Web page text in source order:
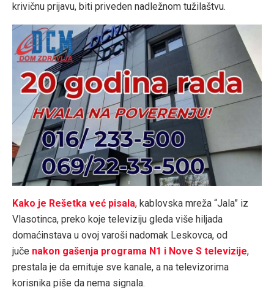
krivičnu prijavu, biti priveden nadležnom tužilaštvu.
Kako je Rešetka već pisala, kablovska mreža “Jala” iz
Vlasotinca, preko koje televiziju gleda više hiljada
domaćinstava u ovoj varoši nadomak Leskovca, od
juče nakon gašenja programa N1 i Nove S televizije,
prestala je da emituje sve kanale, a na televizorima
korisnika piše da nema signala.